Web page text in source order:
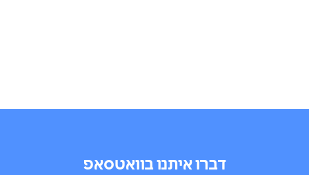
דברו איתנו בוואטסאפ